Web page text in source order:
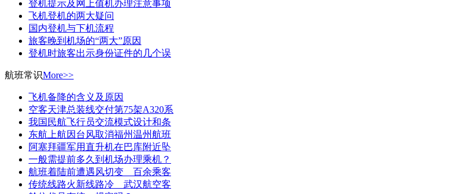
登机提示及网上值机办理注意事项
飞机登机的两大疑问
国内登机与下机流程
旅客晚到机场的“两大”原因
登机时旅客出示身份证件的几个误
航班常识More>>
飞机备降的含义及原因
空客天津总装线交付第75架A320系
我国民航飞行员交流模式设计和条
东航上航因台风取消福州温州航班
阿塞拜疆军用直升机在巴库附近坠
一般需提前多久到机场办理乘机？
航班着陆前遭遇风切变 百余乘客
传统线路火新线路冷 武汉航空客